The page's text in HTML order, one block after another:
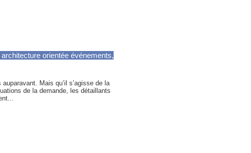
orientée événements,
Mais qu’il s’agisse de la
de la demande, les détaillants